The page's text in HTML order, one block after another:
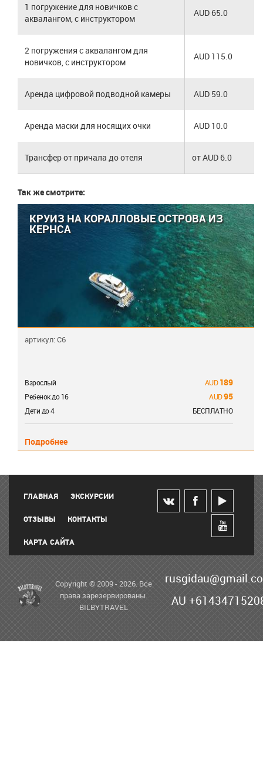
1 погружение для новичков с
аквалангом, с инструктором
AUD 65.0
2 погружения с аквалангом для
новичков, с инструктором
AUD 115.0
Аренда цифровой подводной камеры AUD 59.0
Аренда маски для носящих очки AUD 10.0
Трансфер от причала до отеля от AUD 6.0
Так же смотрите:
КРУИЗ НА КОРАЛЛОВЫЕ ОСТРОВА ИЗ
КЕРНСА
артикул: С6
Взрослый 189
Ребенок до 16 95
Дети до 4 БЕСПЛАТНО
Подробнее
ГЛАВНАЯ ЭКСКУРСИИ
ОТЗЫВЫ КОНТАКТЫ
КАРТА САЙТА
Copyright © 2009 - 2026. Все
права зарезервированы.
BILBYTRAVEL
AU